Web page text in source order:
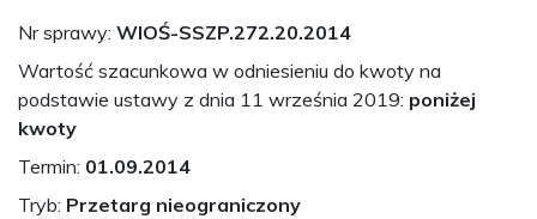
Nr sprawy: WIOŚ-SSZP.272.20.2014
Wartość szacunkowa w odniesieniu do kwoty na
podstawie ustawy z dnia 11 września 2019: poniżej
kwoty
Termin: 01.09.2014
Tryb: Przetarg nieograniczony